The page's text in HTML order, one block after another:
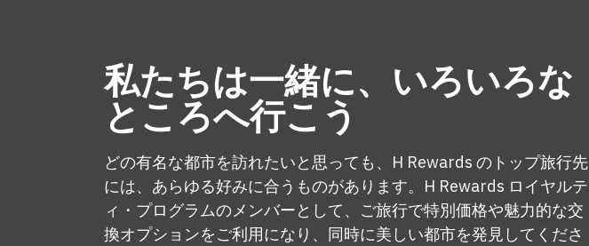
私たちは一緒に、いろいろな
ところへ行こう
どの有名な都市を訪れたいと思っても、H Rewards のトップ旅行先
には、あらゆる好みに合うものがあります。H Rewards ロイヤルテ
ィ・プログラムのメンバーとして、ご旅行で特別価格や魅力的な交
換オプションをご利用になり、同時に美しい都市を発見してくださ